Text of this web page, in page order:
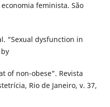
feminista. São
“Sexual dysfunction in
of non-obese”. Revista
Rio de Janeiro, v. 37,